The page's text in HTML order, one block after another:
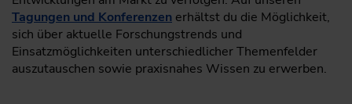
Tagungen und Konferenzen erhältst du die Möglichkeit,
sich über aktuelle Forschungstrends und
Einsatzmöglichkeiten unterschiedlicher Themenfelder
auszutauschen sowie praxisnahes Wissen zu erwerben.